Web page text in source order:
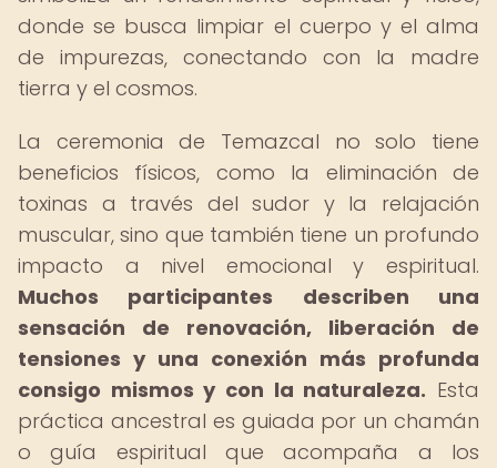
donde se busca limpiar el cuerpo y el alma
de impurezas, conectando con la madre
tierra y el cosmos.
La ceremonia de Temazcal no solo tiene
beneficios físicos, como la eliminación de
toxinas a través del sudor y la relajación
muscular, sino que también tiene un profundo
impacto a nivel emocional y espiritual.
Muchos participantes describen una
sensación de renovación, liberación de
tensiones y una conexión más profunda
consigo mismos y con la naturaleza. Esta
práctica ancestral es guiada por un chamán
o guía espiritual que acompaña a los